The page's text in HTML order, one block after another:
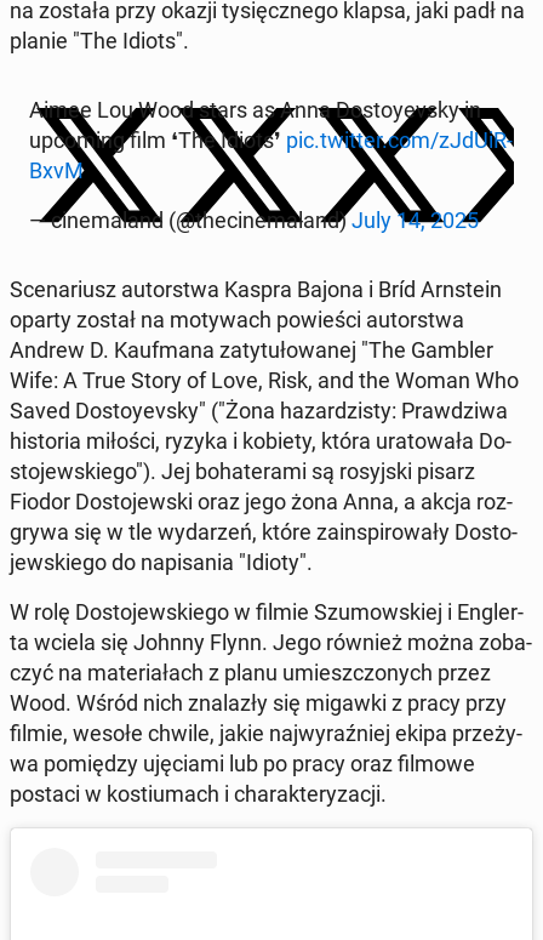
na została przy okazji ty­sięcz­ne­go klapsa, jaki padł na
planie "The Idiots".
Aimee Lou Wood stars as Anna Do­stoy­evsky in
upco­ming film ❛The Idiots❜ pic.twitter.com/zJdU­iR­
BxvM
— ci­ne­ma­land (@the­ci­ne­ma­land)July 14, 2025
Sce­na­riusz au­tor­stwa Kaspra Bajona i Bríd Arn­ste­in
oparty został na mo­ty­wach po­wie­ści au­tor­stwa
Andrew D. Kauf­ma­na za­ty­tu­ło­wa­nej "The Gambler
Wife: A True Story of Love, Risk, and the Woman Who
Saved Do­stoy­evsky" ("Żona ha­zar­dzi­sty: Praw­dzi­wa
hi­sto­ria miłości, ryzyka i kobiety, która ura­to­wa­ła Do­
sto­jew­skie­go"). Jej bo­ha­te­ra­mi są ro­syj­ski pisarz
Fiodor Do­sto­jew­ski oraz jego żona Anna, a akcja roz­
gry­wa się w tle wy­da­rzeń, które za­in­spi­ro­wa­ły Do­sto­
jew­skie­go do na­pi­sa­nia "Idioty".
W rolę Do­sto­jew­skie­go w filmie Szu­mow­skiej i En­gler­
ta wciela się Johnny Flynn. Jego również można zo­ba­
czyć na ma­te­ria­łach z planu umiesz­czo­nych przez
Wood. Wśród nich zna­la­zły się migawki z pracy przy
filmie, wesołe chwile, jakie naj­wy­raź­niej ekipa prze­ży­
wa po­mię­dzy uję­cia­mi lub po pracy oraz filmowe
postaci w ko­stiu­mach i cha­rak­te­ry­za­cji.